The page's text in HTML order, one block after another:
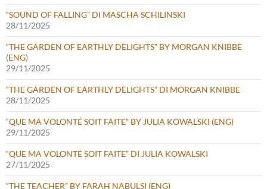
“SOUND OF FALLING” DI MASCHA SCHILINSKI
28/11/2025
“THE GARDEN OF EARTHLY DELIGHTS” BY MORGAN KNIBBE
(ENG)
29/11/2025
“THE GARDEN OF EARTHLY DELIGHTS” DI MORGAN KNIBBE
28/11/2025
“QUE MA VOLONTÉ SOIT FAITE” BY JULIA KOWALSKI (ENG)
29/11/2025
“QUE MA VOLONTÉ SOIT FAITE” DI JULIA KOWALSKI
27/11/2025
“THE TEACHER” BY FARAH NABULSI (ENG)